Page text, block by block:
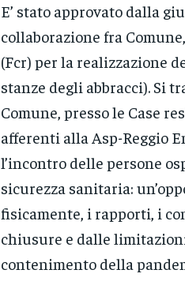
E’ stato approvato dalla
collaborazione fra
(Fcr) per la realizzazione
stanze degli abbracci). Si
Comune, presso le Case
afferenti alla Asp-Reggio
l’incontro delle persone
sicurezza sanitaria:
fisicamente, i rapporti, i
chiusure e dalle
contenimento della